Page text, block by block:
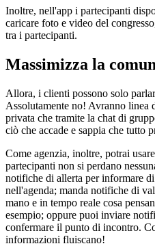
Inoltre, nell'app i partecipanti
caricare foto e video del
tra i partecipanti.
Massimizza la
Allora, i clienti possono solo
Assolutamente no! Avranno linea
privata che tramite la chat di
ciò che accade e sappia che tutto
Come agenzia, inoltre, potrai
partecipanti non si perdano
notifiche di allerta per informare
nell'agenda; manda notifiche di
mano e in tempo reale cosa
esempio; oppure puoi inviare
confermare il punto di incontro.
informazioni fluiscano!